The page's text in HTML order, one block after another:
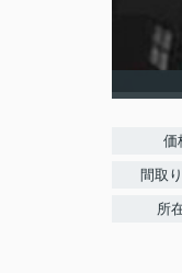
価
間取
所